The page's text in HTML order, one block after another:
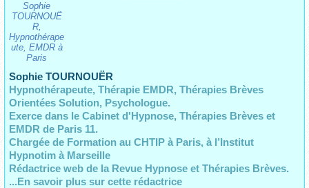
Sophie
TOURNOUË
R,
Hypnothérape
ute, EMDR à
Paris
Sophie TOURNOUËR
Hypnothérapeute, Thérapie EMDR, Thérapies Brèves
Orientées Solution, Psychologue.
Exerce dans le Cabinet d'Hypnose, Thérapies Brèves et
EMDR de Paris 11.
Chargée de Formation au CHTIP à Paris, à l’Institut
Hypnotim à Marseille
Rédactrice web de la Revue Hypnose et Thérapies Brèves.
...En savoir plus sur cette rédactrice